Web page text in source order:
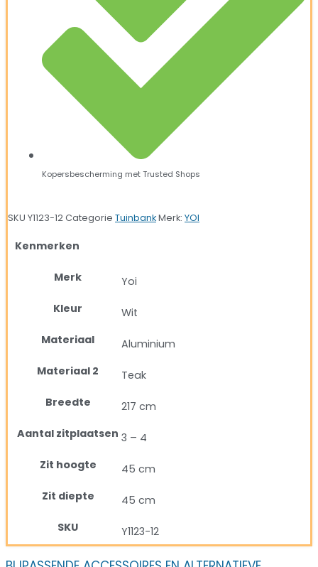
Kopersbescherming met Trusted Shops
SKU Y1123-12Categorie TuinbankMerk: YOI
Kenmerken
Merk
Yoi
Kleur
Wit
Materiaal
Aluminium
Materiaal 2
Teak
Breedte
217 cm
Aantal zitplaatsen 3 – 4
Zit hoogte
45 cm
Zit diepte
45 cm
SKU
Y1123-12